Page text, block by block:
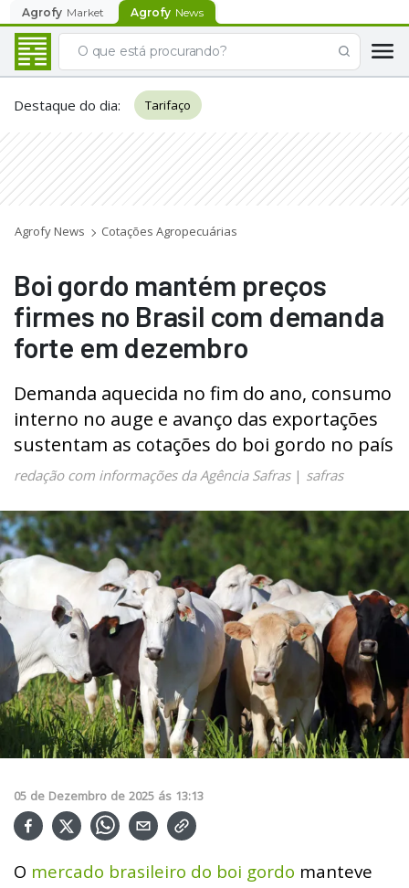
Agrofy Market Agrofy News
Destaque do dia: Tarifaço
Agrofy News Cotações Agropecuárias
Boi gordo mantém preços
firmes no Brasil com demanda
forte em dezembro
Demanda aquecida no fim do ano, consumo
interno no auge e avanço das exportações
sustentam as cotações do boi gordo no país
redação com informações da Agência Safras| safras
05 de Dezembro de 2025 ás 13:13
O mercado brasileiro do boi gordo manteve